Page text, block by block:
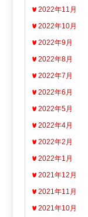
2022年11月
2022年10月
2022年9月
2022年8月
2022年7月
2022年6月
2022年5月
2022年4月
2022年2月
2022年1月
2021年12月
2021年11月
2021年10月